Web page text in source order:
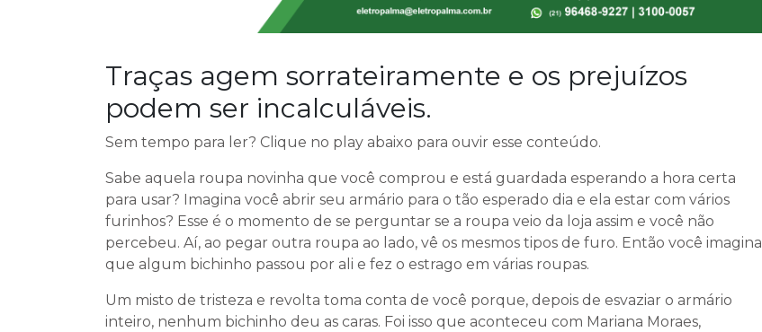
Traças agem sorrateiramente e os prejuízos
podem ser incalculáveis.
Sem tempo para ler? Clique no play abaixo para ouvir esse conteúdo.
Sabe aquela roupa novinha que você comprou e está guardada esperando a hora certa
para usar? Imagina você abrir seu armário para o tão esperado dia e ela estar com vários
furinhos? Esse é o momento de se perguntar se a roupa veio da loja assim e você não
percebeu. Aí, ao pegar outra roupa ao lado, vê os mesmos tipos de furo. Então você imagina
que algum bichinho passou por ali e fez o estrago em várias roupas.
Um misto de tristeza e revolta toma conta de você porque, depois de esvaziar o armário
inteiro, nenhum bichinho deu as caras. Foi isso que aconteceu com Mariana Moraes,